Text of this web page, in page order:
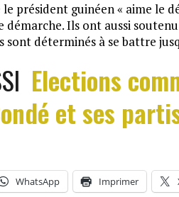
président guinéen « aime le
démarche. Ils ont aussi
sont déterminés à se battre
Elections
et ses
WhatsApp Imprimer